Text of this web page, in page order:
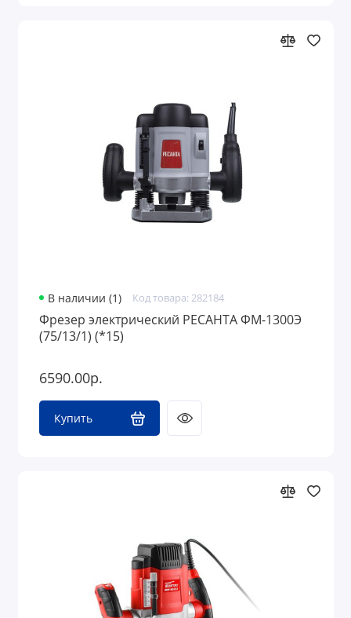
В наличии (1) Код товара: 282184
Фрезер электрический РЕСАНТА ФМ-1300Э
(75/13/1) (*15)
6590.00р.
Купить